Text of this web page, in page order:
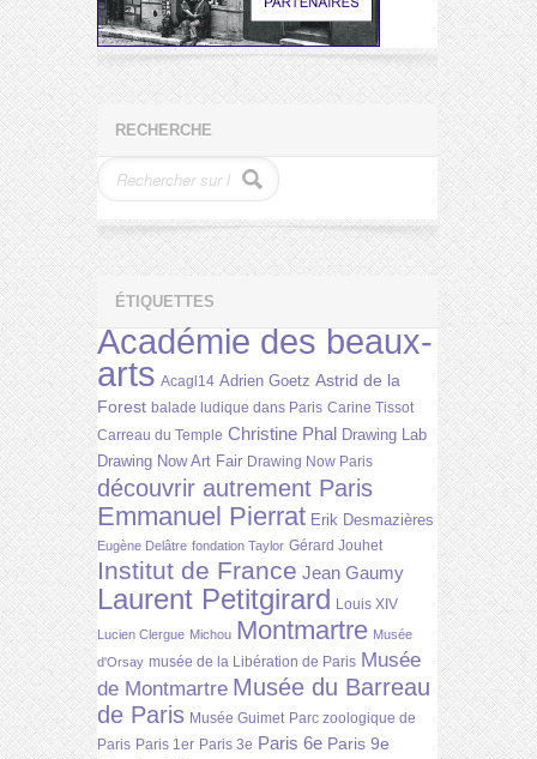
RECHERCHE
ÉTIQUETTES
Académie des beaux-
arts Acagl14 Adrien Goetz Astrid de la
Forest balade ludique dans Paris Carine Tissot
Carreau du Temple Christine Phal Drawing Lab
Drawing Now Art Fair Drawing Now Paris
découvrir autrement Paris
Emmanuel Pierrat Erik Desmazières
Eugène Delâtre fondation Taylor Gérard Jouhet
Institut de France Jean Gaumy
Laurent Petitgirard Louis XIV
Lucien Clergue Michou Montmartre Musée
d'Orsay musée de la Libération de Paris Musée
de Montmartre Musée du Barreau
de Paris Musée Guimet Parc zoologique de
Paris Paris 1er Paris 3e Paris 6e Paris 9e